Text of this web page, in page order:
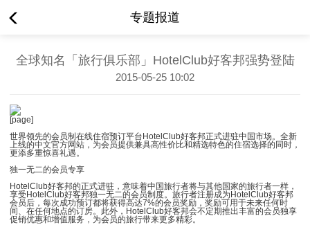
专题报道
全球知名「旅行俱乐部」HotelClub好客邦强势登陆
2015-05-25 10:02
[page]
世界领先的会员制在线住宿预订平台HotelClub好客邦正式进驻中国市场。全新
上线的中文官方网站，为会员提供兼具高性价比和精选特色的住宿选择的同时，
更添多重惊喜礼遇。
独一无二的会员专享
HotelClub好客邦的正式进驻，意味着中国旅行者将与其他国家的旅行者一样，
享受HotelClub好客邦独一无二的会员制度。旅行者注册成为HotelClub好客邦
会员后，每次成功预订都将获得高达7%的会员奖励，奖励可用于未来任何时
间、在任何地点的订房。此外，HotelClub好客邦会不定期推出丰富的会员独享
促销优惠和增值服务，为会员的旅行带来更多精彩。